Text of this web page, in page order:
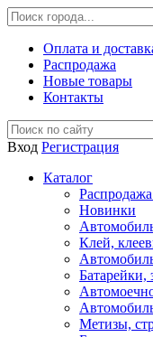
Оплата и
Распродажа
Новые товары
Контакты
Вход Регистрация
Каталог
Новинки
Клей,
Батарейки,
Метизы,